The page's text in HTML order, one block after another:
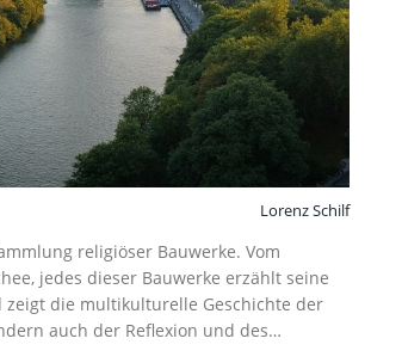
Lorenz Schilf
religiöser Bauwerke. Vom
jedes dieser Bauwerke erzählt seine
zeigt die multikulturelle Geschichte der
auch der Reflexion und des